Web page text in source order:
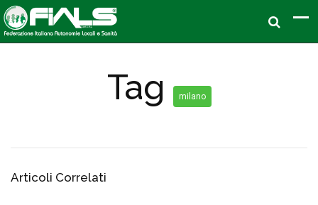
Tag milano
Articoli Correlati